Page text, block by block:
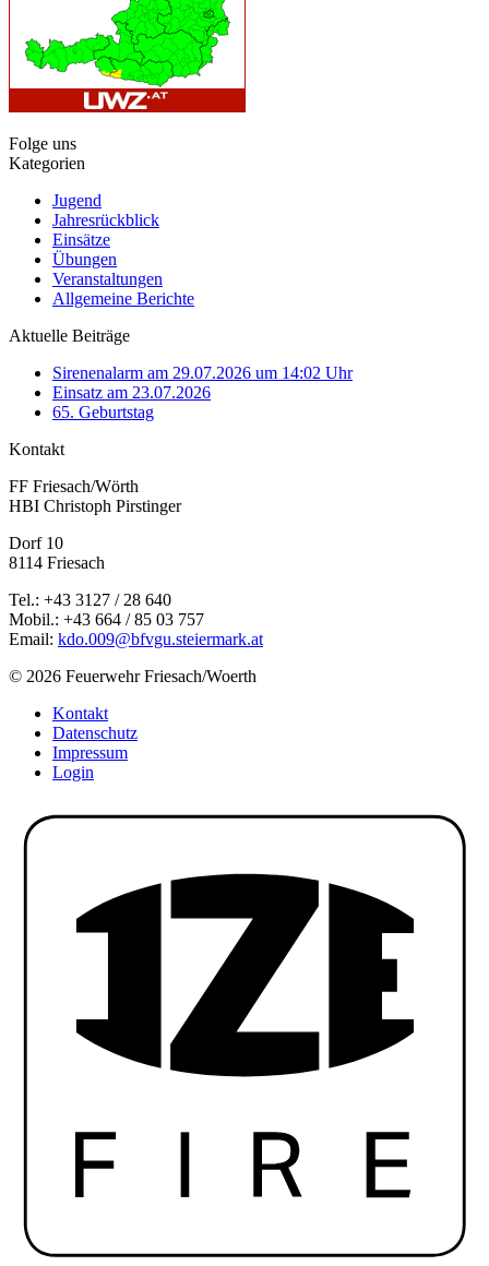
Folge uns
Kategorien
Jugend
Jahresrückblick
Einsätze
Übungen
Veranstaltungen
Allgemeine Berichte
Aktuelle Beiträge
Sirenenalarm am 29.07.2026 um 14:02 Uhr
Einsatz am 23.07.2026
65. Geburtstag
Kontakt
FF Friesach/Wörth
HBI Christoph Pirstinger
Dorf 10
8114 Friesach
Tel.: +43 3127 / 28 640
Mobil.: +43 664 / 85 03 757
Email: kdo.009@bfvgu.steiermark.at
© 2026 Feuerwehr Friesach/Woerth
Kontakt
Datenschutz
Impressum
Login